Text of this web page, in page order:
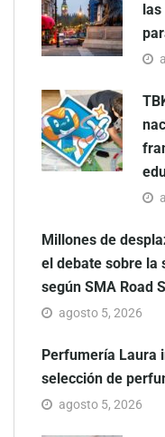
Millones de
el debate sobre la
según SMA Road
agosto 5, 2026
Perfumería Laura
selección de
agosto 5, 2026